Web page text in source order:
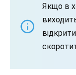
Якщо в